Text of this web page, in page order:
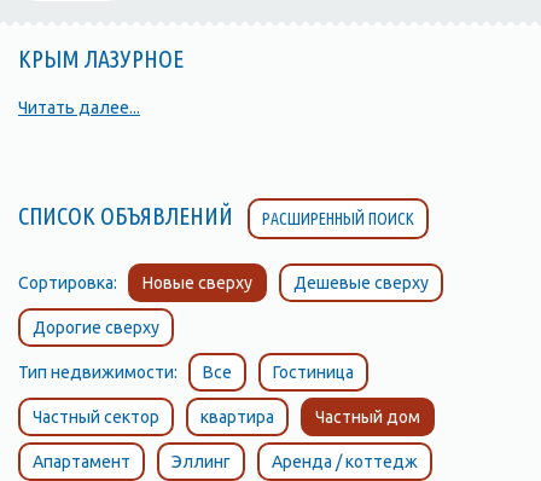
КРЫМ ЛАЗУРНОЕ
Читать далее...
СПИСОК ОБЪЯВЛЕНИЙ РАСШИРЕННЫЙ ПОИСК
Сортировка: Новые сверху Дешевые сверху
Дорогие сверху
Тип недвижимости: Все Гостиница
Частный сектор квартира Частный дом
Апартамент Эллинг Аренда / коттедж